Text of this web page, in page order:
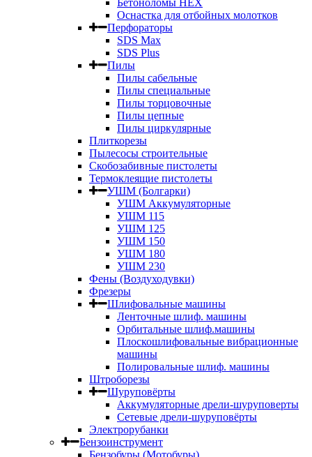
Бетоноломы HEX
Оснастка для отбойных молотков
Перфораторы
SDS Max
SDS Plus
Пилы
Пилы сабельные
Пилы специальные
Пилы торцовочные
Пилы цепные
Пилы циркулярные
Плиткорезы
Пылесосы строительные
Скобозабивные пистолеты
Термоклеящие пистолеты
УШМ (Болгарки)
УШМ Аккумуляторные
УШМ 115
УШМ 125
УШМ 150
УШМ 180
УШМ 230
Фены (Воздуходувки)
Фрезеры
Шлифовальные машины
Ленточные шлиф. машины
Орбитальные шлиф.машины
Плоскошлифовальные вибрационные
машины
Полировальные шлиф. машины
Штроборезы
Шуруповёрты
Аккумуляторные дрели-шуруповерты
Сетевые дрели-шуруповёрты
Электрорубанки
Бензоинструмент
Бензобуры (Мотобуры)